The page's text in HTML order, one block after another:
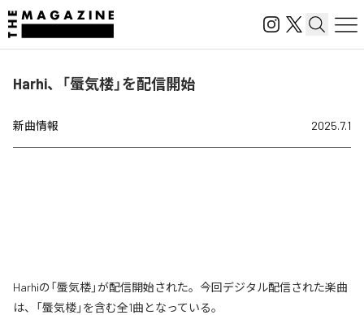
Harhi、「蜃気楼」を配信開始
新曲情報 2025.7.1
Harhiの「蜃気楼」が配信開始された。今回デジタル配信された楽曲
は、「蜃気楼」を含む全1曲となっている。